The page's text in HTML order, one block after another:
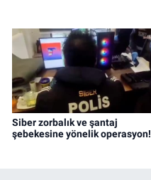
Siber zorbalık ve şantaj
şebekesine yönelik operasyon!